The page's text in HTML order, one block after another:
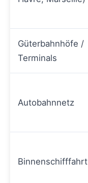
Güterbahnhöfe /
Terminals
Autobahnnetz
Binnenschifffahrt